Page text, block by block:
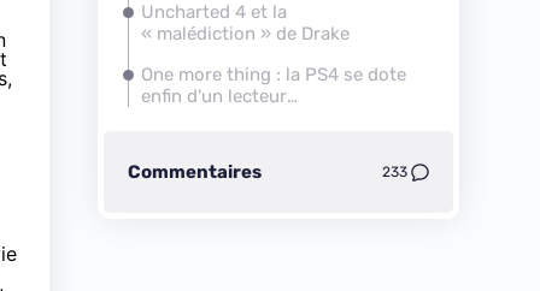
Uncharted 4 et la
« malédiction » de Drake
One more thing : la PS4 se dote
enfin d'un lecteur
Commentaires 233